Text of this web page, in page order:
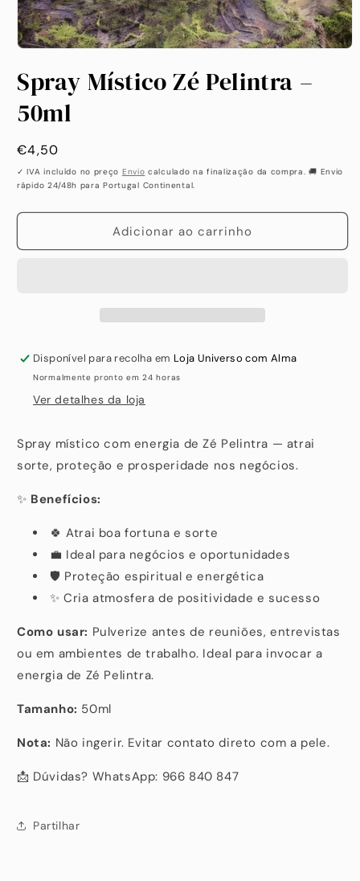
multimédia
1
modal
Spray Místico Zé Pelintra –
50ml
Preço
habitual
€4,50
✓ IVA incluído no preço Envio calculado na finalização da compra. 🚚 Envio
rápido 24/48h para Portugal Continental.
Adicionar ao carrinho
Disponível para recolha em Loja Universo com Alma
Normalmente pronto em 24 horas
Ver detalhes da loja
Spray místico com energia de Zé Pelintra — atrai
sorte, proteção e prosperidade nos negócios.
✨ Benefícios:
🍀 Atrai boa fortuna e sorte
💼 Ideal para negócios e oportunidades
🛡️ Proteção espiritual e energética
✨ Cria atmosfera de positividade e sucesso
Como usar: Pulverize antes de reuniões, entrevistas
ou em ambientes de trabalho. Ideal para invocar a
energia de Zé Pelintra.
Tamanho: 50ml
Nota: Não ingerir. Evitar contato direto com a pele.
📩 Dúvidas? WhatsApp: 966 840 847
Partilhar